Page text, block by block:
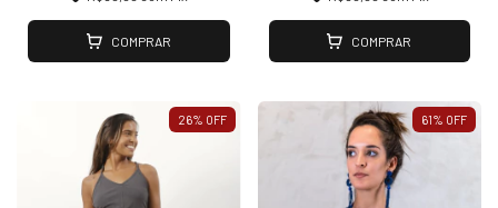
COMPRAR COMPRAR
26% OFF 61% OFF